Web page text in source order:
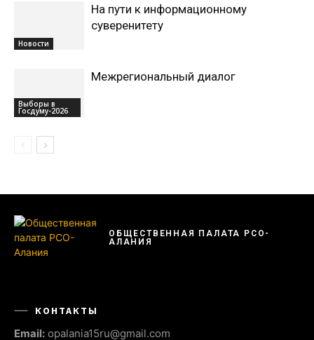
Новости
На пути к информационному
суверенитету
Выборы в
Госдуму-2026
Межрегиональный диалог
ОБЩЕСТВЕННАЯ ПАЛАТА РСО-
АЛАНИЯ
КОНТАКТЫ
Email: opalania15ru@gmail.com